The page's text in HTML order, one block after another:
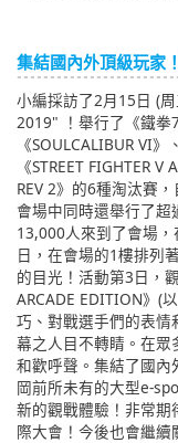
集結國內外頂級玩家
小編採訪了2月15日 (
2019" ！舉行了《鐵拳7
《SOULCALIBUR VI》
《STREET FIGHTER
REV 2》的6種淘汰賽
會場中同時還舉行了
13,000人來到了會場
日，在會場的1樓排列
的目光！活動第3日，
ARCADE EDITION》(
巧、對戰選手們的表情
幕之人目不轉睛。在眾
和歡呼聲。集結了國內
岡前所未有的大型e-
新的觀戰體驗！非常
際大會！今後也會繼續